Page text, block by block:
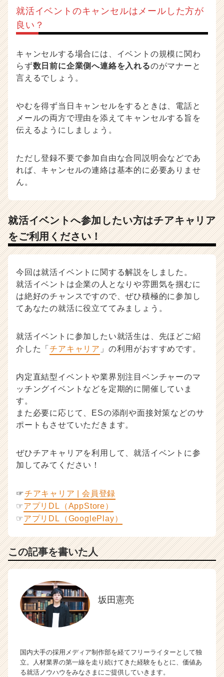
就活イベントのキャンセルはメールした方が
良い？
キャンセルする場合には、イベントの規模に関わ
らず数日前に企業側へ連絡を入れるのがマナーと
言えるでしょう。
やむを得ず当日キャンセルをするときは、電話と
メールの両方で理由を添えてキャンセルする旨を
伝えるようにしましょう。
ただし登録不要で参加自由な合同説明会などであ
れば、キャンセルの連絡は基本的に必要ありませ
ん。
就活イベントへ参加したい方はチアキャリア
をご利用ください！
今回は就活イベントに関する解説をしました。
就活イベントは企業の人となりや雰囲気を掴むに
は絶好のチャンスですので、ぜひ積極的に参加し
てあなたの就活に役立ててみましょう。
就活イベントに参加したい就活生は、先ほどご紹
介した「チアキャリア 」の利用がおすすめです。
内定直結型イベントや業界別注目ベンチャーのマ
ッチングイベントなどを定期的に開催していま
す。
また必要に応じて、ESの添削や面接対策などのサ
ポートもさせていただきます。
ぜひチアキャリアを利用して、就活イベントに参
加してみてください！
☞チアキャリア | 会員登録
☞アプリDL（AppStore）
☞アプリDL（GooglePlay）
この記事を書いた人
坂田憲亮
国内大手の採用メディア制作部を経てフリーライターとして独
立。人材業界の第一線を走り続けてきた経験をもとに、価値あ
る就活ノウハウをみなさまにご提供していきます。